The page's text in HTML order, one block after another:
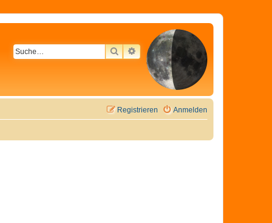
SUCHEERWEITERTE SUCHE
Anmelden
Registrieren